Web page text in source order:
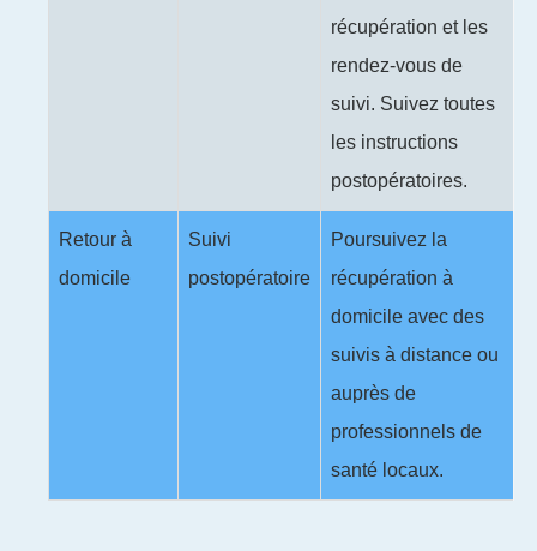
récupération et les
rendez-vous de
suivi. Suivez toutes
les instructions
postopératoires.
Retour à
domicile
Suivi
postopératoire
Poursuivez la
récupération à
domicile avec des
suivis à distance ou
auprès de
professionnels de
santé locaux.